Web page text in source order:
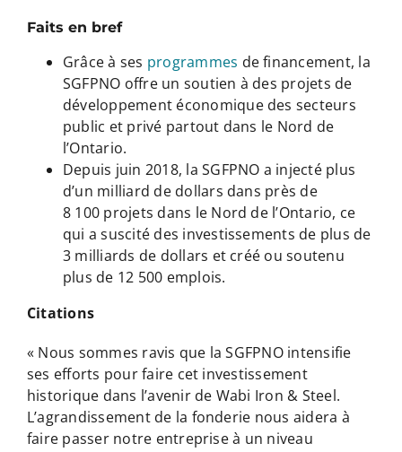
Faits en bref
Grâce à ses programmes de financement, la
SGFPNO offre un soutien à des projets de
développement économique des secteurs
public et privé partout dans le Nord de
l’Ontario.
Depuis juin 2018, la SGFPNO a injecté plus
d’un milliard de dollars dans près de
8 100 projets dans le Nord de l’Ontario, ce
qui a suscité des investissements de plus de
3 milliards de dollars et créé ou soutenu
plus de 12 500 emplois.
Citations
« Nous sommes ravis que la SGFPNO intensifie
ses efforts pour faire cet investissement
historique dans l’avenir de Wabi Iron & Steel.
L’agrandissement de la fonderie nous aidera à
faire passer notre entreprise à un niveau